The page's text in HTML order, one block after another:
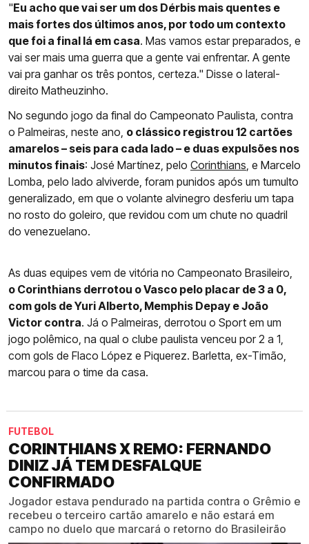
"Eu acho que vai ser um dos Dérbis mais quentes e
mais fortes dos últimos anos, por todo um contexto
que foi a final lá em casa. Mas vamos estar preparados, e
vai ser mais uma guerra que a gente vai enfrentar. A gente
vai pra ganhar os três pontos, certeza." Disse o lateral-
direito Matheuzinho.
No segundo jogo da final do Campeonato Paulista, contra
o Palmeiras, neste ano, o clássico registrou 12 cartões
amarelos – seis para cada lado – e duas expulsões nos
minutos finais: José Martínez, pelo Corinthians, e Marcelo
Lomba, pelo lado alviverde, foram punidos após um tumulto
generalizado, em que o volante alvinegro desferiu um tapa
no rosto do goleiro, que revidou com um chute no quadril
do venezuelano.
As duas equipes vem de vitória no Campeonato Brasileiro,
o Corinthians derrotou o Vasco pelo placar de 3 a 0,
com gols de Yuri Alberto, Memphis Depay e João
Victor contra. Já o Palmeiras, derrotou o Sport em um
jogo polêmico, na qual o clube paulista venceu por 2 a 1,
com gols de Flaco López e Piquerez. Barletta, ex-Timão,
marcou para o time da casa.
FUTEBOL
CORINTHIANS X REMO: FERNANDO
DINIZ JÁ TEM DESFALQUE
CONFIRMADO
Jogador estava pendurado na partida contra o Grêmio e
recebeu o terceiro cartão amarelo e não estará em
campo no duelo que marcará o retorno do Brasileirão